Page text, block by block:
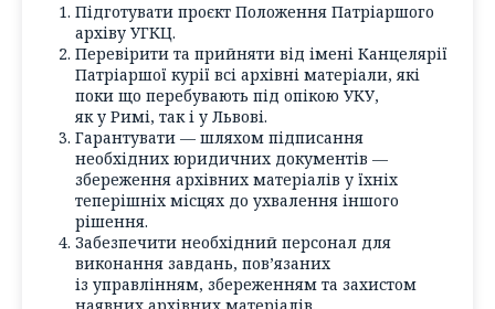
Підготувати проєкт Положення Патріаршого
архіву УГКЦ.
Перевірити та прийняти від імені Канцелярії
Патріаршої курії всі архівні матеріали, які
поки що перебувають під опікою УКУ,
як у Римі, так і у Львові.
Гарантувати — шляхом підписання
необхідних юридичних документів —
збереження архівних матеріалів у їхніх
теперішніх місцях до ухвалення іншого
рішення.
Забезпечити необхідний персонал для
виконання завдань, пов’язаних
із управлінням, збереженням та захистом